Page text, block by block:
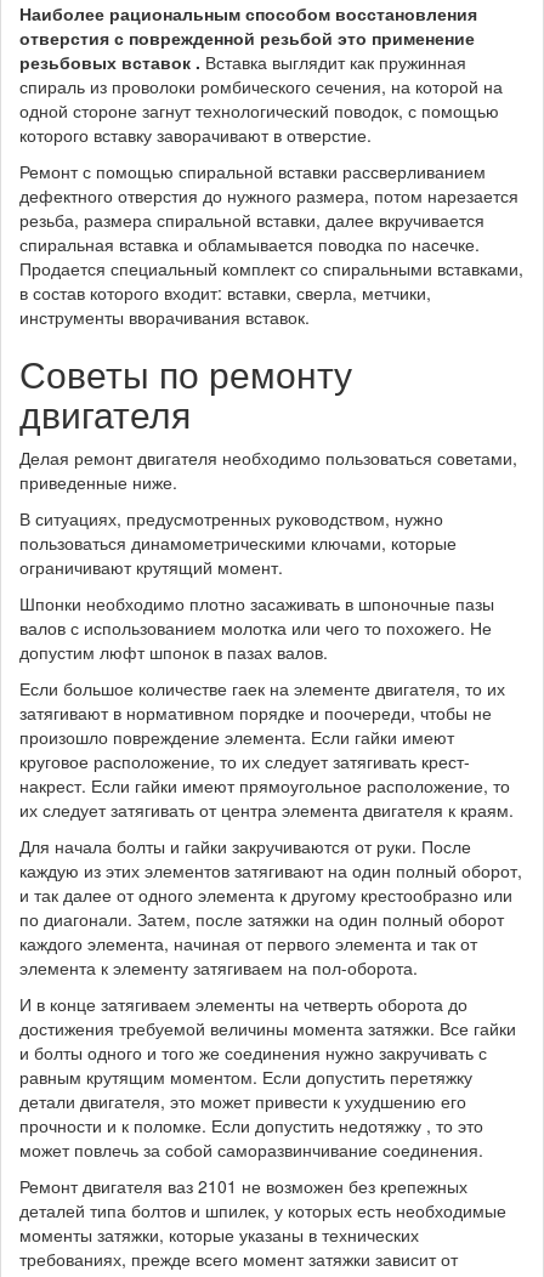
Наиболее рациональным способом восстановления
отверстия с поврежденной резьбой это применение
резьбовых вставок . Вставка выглядит как пружинная
спираль из проволоки ромбического сечения, на которой на
одной стороне загнут технологический поводок, с помощью
которого вставку заворачивают в отверстие.
Ремонт с помощью спиральной вставки рассверливанием
дефектного отверстия до нужного размера, потом нарезается
резьба, размера спиральной вставки, далее вкручивается
спиральная вставка и обламывается поводка по насечке.
Продается специальный комплект со спиральными вставками,
в состав которого входит: вставки, сверла, метчики,
инструменты вворачивания вставок.
Советы по ремонту
двигателя
Делая ремонт двигателя необходимо пользоваться советами,
приведенные ниже.
В ситуациях, предусмотренных руководством, нужно
пользоваться динамометрическими ключами, которые
ограничивают крутящий момент.
Шпонки необходимо плотно засаживать в шпоночные пазы
валов с использованием молотка или чего то похожего. Не
допустим люфт шпонок в пазах валов.
Если большое количестве гаек на элементе двигателя, то их
затягивают в нормативном порядке и поочереди, чтобы не
произошло повреждение элемента. Если гайки имеют
круговое расположение, то их следует затягивать крест-
накрест. Если гайки имеют прямоугольное расположение, то
их следует затягивать от центра элемента двигателя к краям.
Для начала болты и гайки закручиваются от руки. После
каждую из этих элементов затягивают на один полный оборот,
и так далее от одного элемента к другому крестообразно или
по диагонали. Затем, после затяжки на один полный оборот
каждого элемента, начиная от первого элемента и так от
элемента к элементу затягиваем на пол-оборота.
И в конце затягиваем элементы на четверть оборота до
достижения требуемой величины момента затяжки. Все гайки
и болты одного и того же соединения нужно закручивать с
равным крутящим моментом. Если допустить перетяжку
детали двигателя, это может привести к ухудшению его
прочности и к поломке. Если допустить недотяжку , то это
может повлечь за собой саморазвинчивание соединения.
Ремонт двигателя ваз 2101 не возможен без крепежных
деталей типа болтов и шпилек, у которых есть необходимые
моменты затяжки, которые указаны в технических
требованиях, прежде всего момент затяжки зависит от